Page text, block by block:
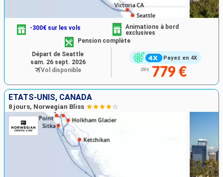
Payez en 4X
-300€ sur les vols
Animations à bord
exclusives
Pension complète
dès 779 €
Départ de Seattle
sam. 26 sept. 2026
Vol disponible
ÉTATS-UNIS, CANADA
8 jours, Norwegian Bliss